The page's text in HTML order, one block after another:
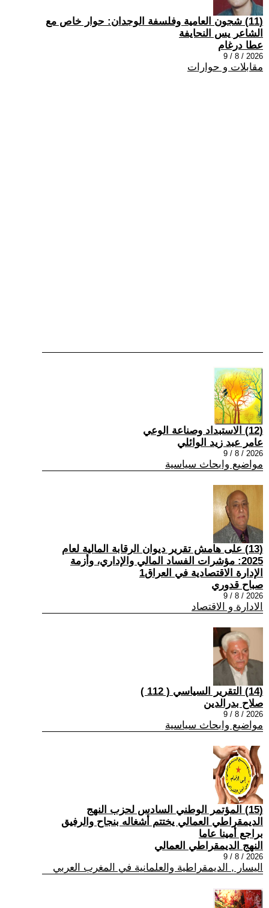
(11) شجون العامية وفلسفة الوجدان: حوار خاص مع
الشاعر يس النحايفة
عطا درغام
2026 / 8 / 9
مقابلات و حوارات
(12) الاستبداد وصناعة الوعي
عامر عبد زيد الوائلي
2026 / 8 / 9
مواضيع وابحاث سياسية
(13) على هامش تقرير ديوان الرقابة المالية لعام
2025: مؤشرات الفساد المالي والإداري، وأزمة
الإدارة الاقتصادية في العراق1
صباح قدوري
2026 / 8 / 9
الادارة و الاقتصاد
(14) التقرير السياسي ( 112 )
صلاح بدرالدين
2026 / 8 / 9
مواضيع وابحاث سياسية
(15) المؤتمر الوطني السادس لحزب النهج
الديمقراطي العمالي يختتم أشغاله بنجاح والرفيق
براجع أمينا عاما
النهج الديمقراطي العمالي
2026 / 8 / 9
اليسار , الديمقراطية والعلمانية في المغرب العربي